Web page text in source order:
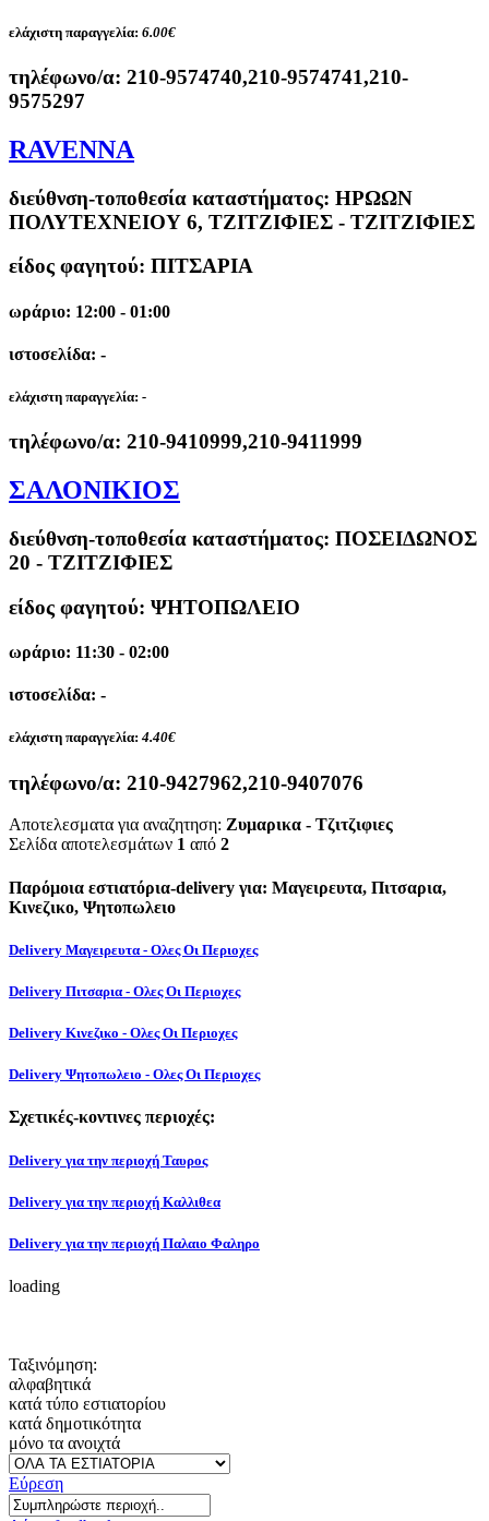
ελάχιστη παραγγελία: 6.00€
τηλέφωνο/α: 210-9574740,210-9574741,210-
9575297
RAVENNA
διεύθνση-τοποθεσία καταστήματος: ΗΡΩΩΝ
ΠΟΛΥΤΕΧΝΕΙΟΥ 6, ΤΖΙΤΖΙΦΙΕΣ - ΤΖΙΤΖΙΦΙΕΣ
είδος φαγητού: ΠΙΤΣΑΡΙΑ
ωράριο: 12:00 - 01:00
ιστοσελίδα: -
ελάχιστη παραγγελία: -
τηλέφωνο/α: 210-9410999,210-9411999
ΣΑΛΟΝΙΚΙΟΣ
διεύθνση-τοποθεσία καταστήματος: ΠΟΣΕΙΔΩΝΟΣ
20 - ΤΖΙΤΖΙΦΙΕΣ
είδος φαγητού: ΨΗΤΟΠΩΛΕΙΟ
ωράριο: 11:30 - 02:00
ιστοσελίδα: -
ελάχιστη παραγγελία: 4.40€
τηλέφωνο/α: 210-9427962,210-9407076
Αποτελεσματα για αναζητηση: Ζυμαρικα - Τζιτζιφιες
Σελίδα αποτελεσμάτων 1 από 2
Παρόμοια εστιατόρια-delivery για: Μαγειρευτα, Πιτσαρια,
Κινεζικο, Ψητοπωλειο
Delivery Μαγειρευτα - Ολες Οι Περιοχες
Delivery Πιτσαρια - Ολες Οι Περιοχες
Delivery Κινεζικο - Ολες Οι Περιοχες
Delivery Ψητοπωλειο - Ολες Οι Περιοχες
Σχετικές-κοντινες περιοχές:
Delivery για την περιοχή Ταυρος
Delivery για την περιοχή Καλλιθεα
Delivery για την περιοχή Παλαιο Φαληρο
loading
Ταξινόμηση:
αλφαβητικά
κατά τύπο εστιατορίου
κατά δημοτικότητα
μόνο τα ανοιχτά
Εύρεση